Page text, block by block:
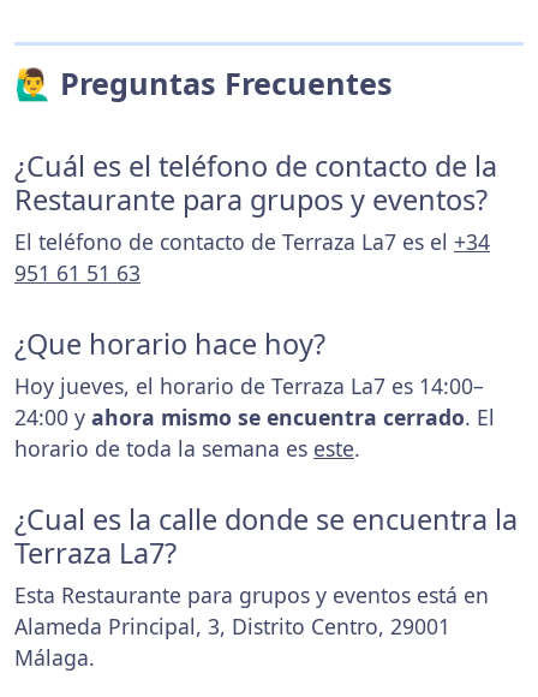
🙋‍♂️ Preguntas Frecuentes
¿Cuál es el teléfono de contacto de la
Restaurante para grupos y eventos?
El teléfono de contacto de Terraza La7 es el +34
951 61 51 63
¿Que horario hace hoy?
Hoy jueves, el horario de Terraza La7 es 14:00–
24:00 y ahora mismo se encuentra cerrado. El
horario de toda la semana es este.
¿Cual es la calle donde se encuentra la
Terraza La7?
Esta Restaurante para grupos y eventos está en
Alameda Principal, 3, Distrito Centro, 29001
Málaga.